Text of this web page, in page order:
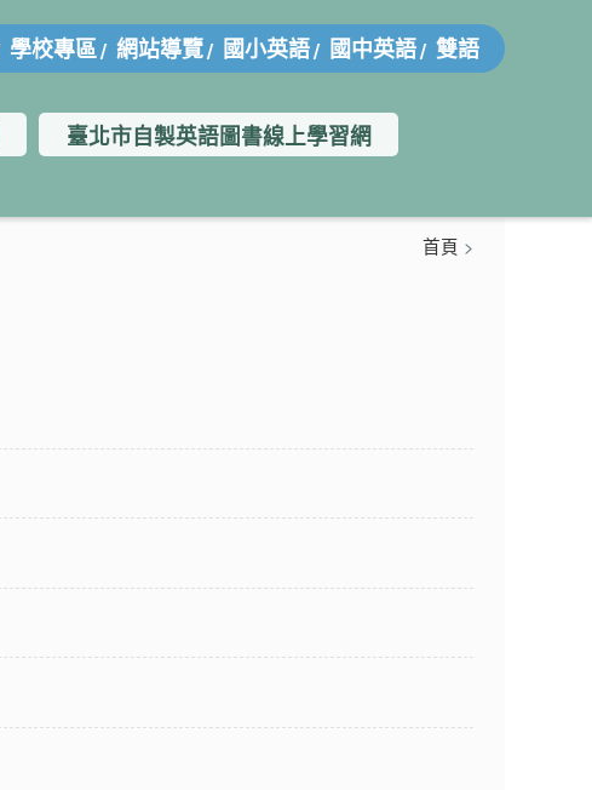
學校專區 網站導覽 國小英語 國中英語 雙語
臺北市自製英語圖書線上學習網
首頁 >